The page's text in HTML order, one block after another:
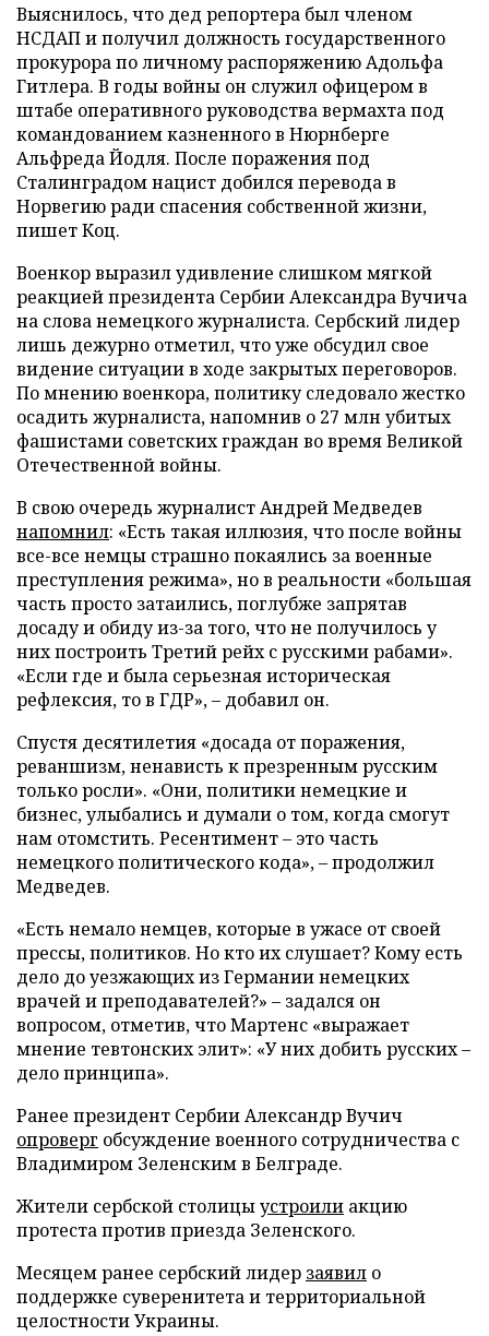
Выяснилось, что дед репортера был членом
НСДАП и получил должность государственного
прокурора по личному распоряжению Адольфа
Гитлера. В годы войны он служил офицером в
штабе оперативного руководства вермахта под
командованием казненного в Нюрнберге
Альфреда Йодля. После поражения под
Сталинградом нацист добился перевода в
Норвегию ради спасения собственной жизни,
пишет Коц.
Военкор выразил удивление слишком мягкой
реакцией президента Сербии Александра Вучича
на слова немецкого журналиста. Сербский лидер
лишь дежурно отметил, что уже обсудил свое
видение ситуации в ходе закрытых переговоров.
По мнению военкора, политику следовало жестко
осадить журналиста, напомнив о 27 млн убитых
фашистами советских граждан во время Великой
Отечественной войны.
В свою очередь журналист Андрей Медведев
напомнил: «Есть такая иллюзия, что после войны
все-все немцы страшно покаялись за военные
преступления режима», но в реальности «большая
часть просто затаились, поглубже запрятав
досаду и обиду из-за того, что не получилось у
них построить Третий рейх с русскими рабами».
«Если где и была серьезная историческая
рефлексия, то в ГДР», – добавил он.
Спустя десятилетия «досада от поражения,
реваншизм, ненависть к презренным русским
только росли». «Они, политики немецкие и
бизнес, улыбались и думали о том, когда смогут
нам отомстить. Ресентимент – это часть
немецкого политического кода», – продолжил
Медведев.
«Есть немало немцев, которые в ужасе от своей
прессы, политиков. Но кто их слушает? Кому есть
дело до уезжающих из Германии немецких
врачей и преподавателей?» – задался он
вопросом, отметив, что Мартенс «выражает
мнение тевтонских элит»: «У них добить русских –
дело принципа».
Ранее президент Сербии Александр Вучич
опроверг обсуждение военного сотрудничества с
Владимиром Зеленским в Белграде.
Жители сербской столицыустроили акцию
протеста против приезда Зеленского.
Месяцем ранее сербский лидер заявил о
поддержке суверенитета и территориальной
целостности Украины.